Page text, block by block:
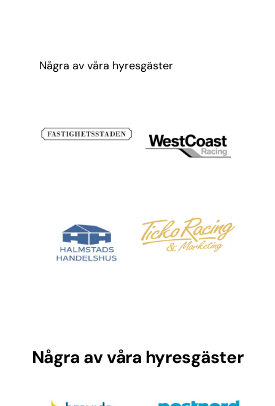
Några av våra hyresgäster
Några av våra hyresgäster